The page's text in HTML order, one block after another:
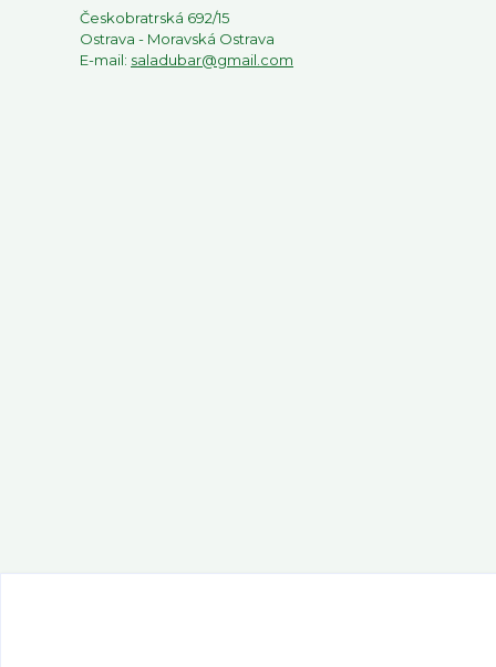
Českobratrská 692/15
Ostrava - Moravská Ostrava
E-mail: saladubar@gmail.com